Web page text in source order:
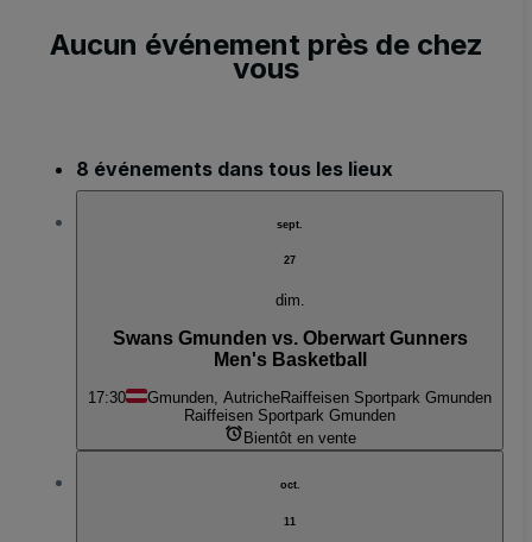
Aucun événement près de chez
vous
8 événements dans tous les lieux
sept.
27
dim.
Swans Gmunden vs. Oberwart Gunners
Men's Basketball
17:30 Gmunden, AutricheRaiffeisen Sportpark Gmunden
Raiffeisen Sportpark Gmunden
Bientôt en vente
oct.
11